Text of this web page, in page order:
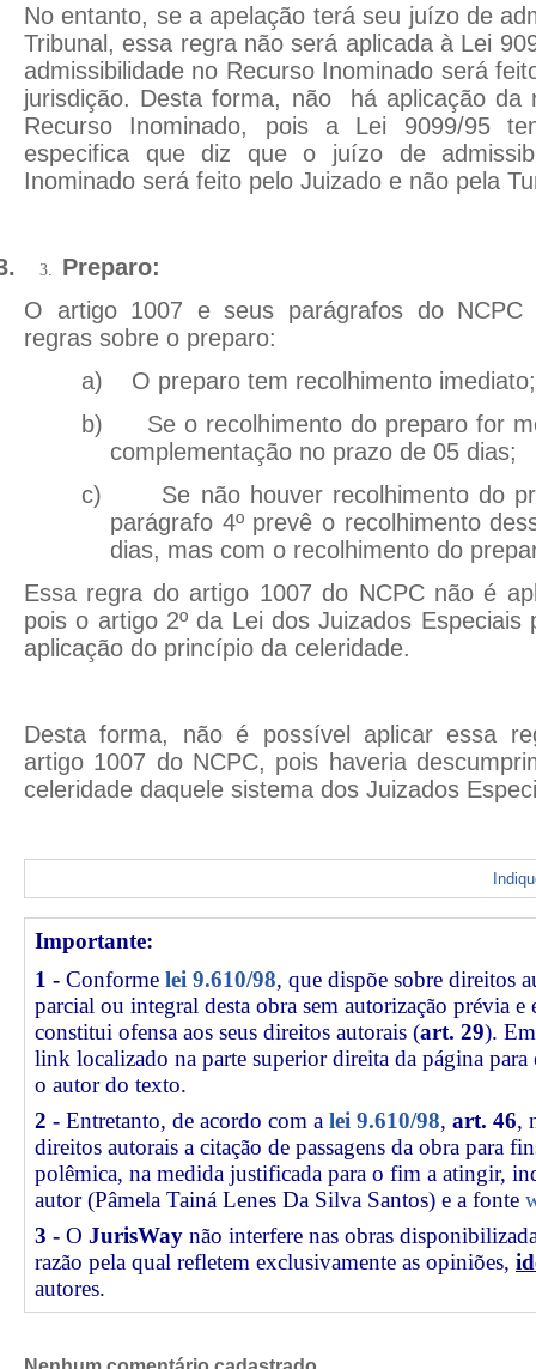
No entanto, se a apelação terá seu juízo de
Tribunal, essa regra não será aplicada à Lei
admissibilidade no Recurso Inominado será
jurisdição. Desta forma, não há aplicação da
Recurso Inominado, pois a Lei 9099/95
especifica que diz que o juízo de
Inominado será feito pelo Juizado e não pela
3. Preparo:
O artigo 1007 e seus parágrafos do NCPC
regras sobre o preparo:
a)
O preparo tem recolhimento imediato;
b)
Se o recolhimento do preparo for
complementação no prazo de 05 dias;
c)
Se não houver recolhimento do
parágrafo 4º prevê o recolhimento
dias, mas com o recolhimento do
Essa regra do artigo 1007 do NCPC não é
pois o artigo 2º da Lei dos Juizados
aplicação do princípio da celeridade.
Desta forma, não é possível aplicar essa
artigo 1007 do NCPC, pois haveria
celeridade daquele sistema dos Juizados
Importante:
1 - Conforme lei 9.610/98, que dispõe sobre direitos
parcial ou integral desta obra sem autorização prévia e
constitui ofensa aos seus direitos autorais (art. 29).
link localizado na parte superior direita da página
o autor do texto.
2 - Entretanto, de acordo com a lei 9.610/98, art. 46,
direitos autorais a citação de passagens da obra para
polêmica, na medida justificada para o fim a atingir,
autor (Pâmela Tainá Lenes Da Silva Santos) e a fonte
3 - O JurisWay não interfere nas obras
razão pela qual refletem exclusivamente as opiniões,
autores.